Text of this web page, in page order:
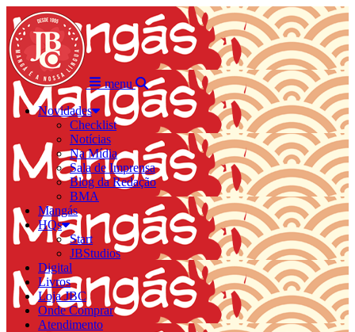
menu
Novidades
Checklist
Notícias
Na Mídia
Sala de Imprensa
Blog da Redação
BMA
Mangás
HQs
Start
JBStudios
Digital
Livros
Loja JBC
Onde Comprar
Atendimento